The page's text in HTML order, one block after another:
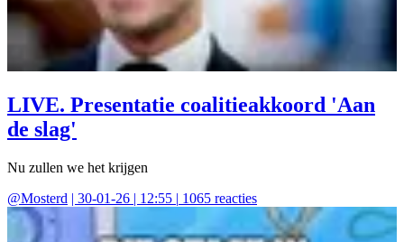
LIVE. Presentatie coalitieakkoord 'Aan
de slag'
Nu zullen we het krijgen
@Mosterd | 30-01-26 | 12:55 | 1065 reacties